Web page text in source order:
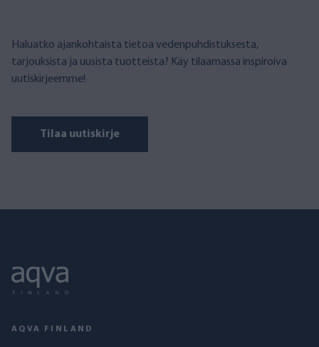
Haluatko ajankohtaista tietoa vedenpuhdistuksesta,
tarjouksista ja uusista tuotteista? Käy tilaamassa inspiroiva
uutiskirjeemme!
Tilaa uutiskirje
AQVA FINLAND